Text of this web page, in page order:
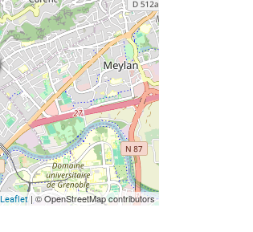
Leaflet| © OpenStreetMap contributors